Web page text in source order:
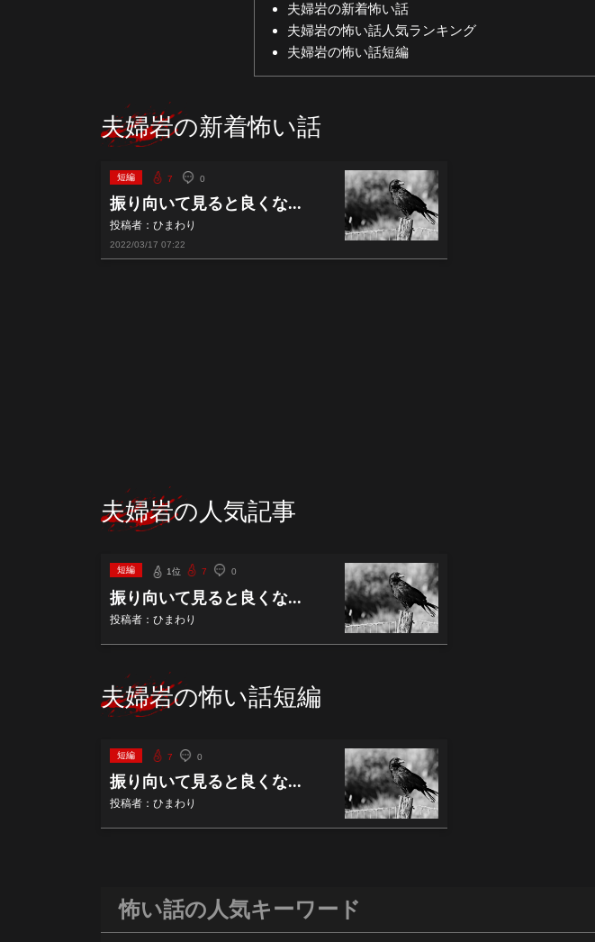
夫婦岩の新着怖い話
夫婦岩の怖い話人気ランキング
夫婦岩の怖い話短編
夫婦岩の新着怖い話
短編 7 0
振り向いて見ると良くな...
投稿者：ひまわり
2022/03/17 07:22
夫婦岩の人気記事
短編 1位 7 0
振り向いて見ると良くな...
投稿者：ひまわり
夫婦岩の怖い話短編
短編 7 0
振り向いて見ると良くな...
投稿者：ひまわり
怖い話の人気キーワード